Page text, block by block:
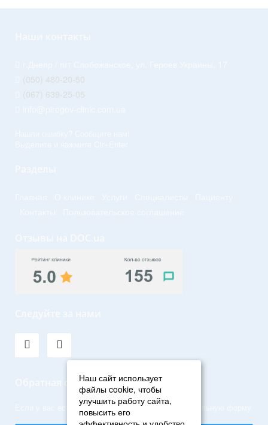
(050) 480-20-50
(067) 639-25-05
Обратная связь
Если у вас есть вопросы, задайте их через специальную форму
Наш сайт использует
файлы cookie, чтобы
улучшить работу сайта,
повысить его